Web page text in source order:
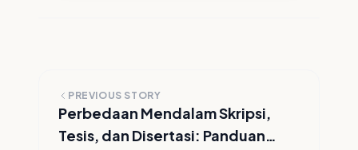
PREVIOUS STORY
Perbedaan Mendalam Skripsi,
Tesis, dan Disertasi: Panduan